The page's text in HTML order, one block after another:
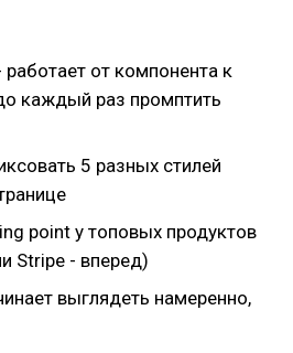
от компонента к
каждый раз промптить
5 разных стилей
point у топовых продуктов
Stripe - вперед)
выглядеть намеренно,